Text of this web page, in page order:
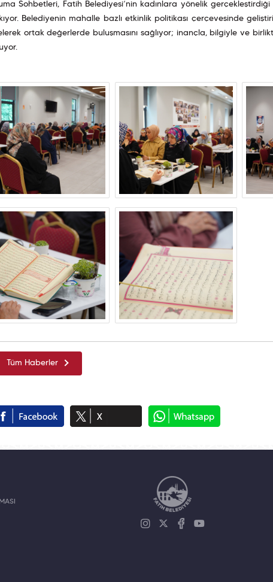
Sohbetleri, Fatih Belediyesi’nin kadınlara yönelik
Belediyenin mahalle bazlı etkinlik politikası çerçevesinde
ortak değerlerde buluşmasını sağlıyor; inançla, bilgiyle ve
Tüm Haberler